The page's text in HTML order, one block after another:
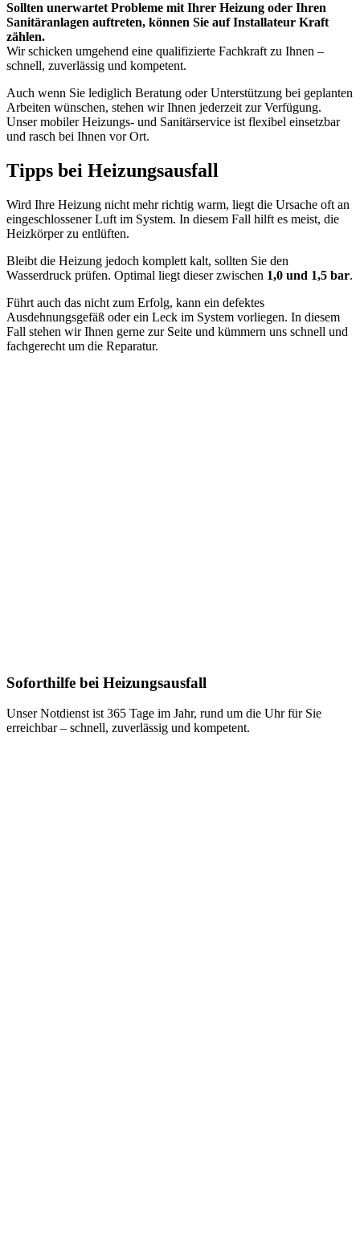
Sollten unerwartet Probleme mit Ihrer Heizung oder Ihren
Sanitäranlagen auftreten, können Sie auf Installateur Kraft
zählen.
Wir schicken umgehend eine qualifizierte Fachkraft zu Ihnen –
schnell, zuverlässig und kompetent.
Auch wenn Sie lediglich Beratung oder Unterstützung bei geplanten
Arbeiten wünschen, stehen wir Ihnen jederzeit zur Verfügung.
Unser mobiler Heizungs- und Sanitärservice ist flexibel einsetzbar
und rasch bei Ihnen vor Ort.
Tipps bei Heizungsausfall
Wird Ihre Heizung nicht mehr richtig warm, liegt die Ursache oft an
eingeschlossener Luft im System. In diesem Fall hilft es meist, die
Heizkörper zu entlüften.
Bleibt die Heizung jedoch komplett kalt, sollten Sie den
Wasserdruck prüfen. Optimal liegt dieser zwischen 1,0 und 1,5 bar.
Führt auch das nicht zum Erfolg, kann ein defektes
Ausdehnungsgefäß oder ein Leck im System vorliegen. In diesem
Fall stehen wir Ihnen gerne zur Seite und kümmern uns schnell und
fachgerecht um die Reparatur.
Soforthilfe bei Heizungsausfall
Unser Notdienst ist 365 Tage im Jahr, rund um die Uhr für Sie
erreichbar – schnell, zuverlässig und kompetent.